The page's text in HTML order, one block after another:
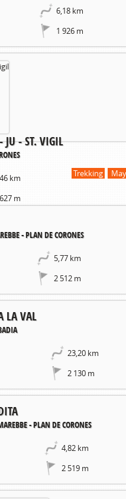
6,18 km
1 926 m
JU - ST. VIGIL
km
m
Trekking
- PLAN DE CORONES
5,77 km
2 512 m
LA VAL
23,20 km
2 130 m
- PLAN DE CORONES
4,82 km
2 519 m